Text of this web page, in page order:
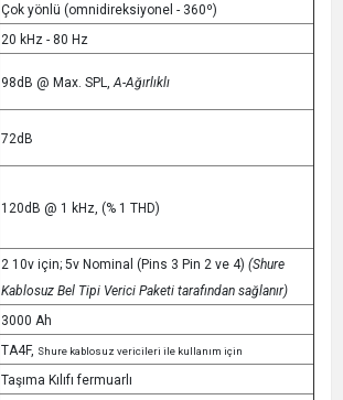
Çok yönlü (omnidireksiyonel - 360º)
20 kHz - 80 Hz
98dB @ Max. SPL, A-Ağırlıklı
72dB
120dB @ 1 kHz, (% 1 THD)
2 10v için; 5v Nominal (Pins 3 Pin 2 ve 4) (Shure
Kablosuz Bel Tipi Verici Paketi tarafından sağlanır)
3000 Ah
TA4F, Shure kablosuz vericileri ile kullanım için
Taşıma Kılıfı fermuarlı